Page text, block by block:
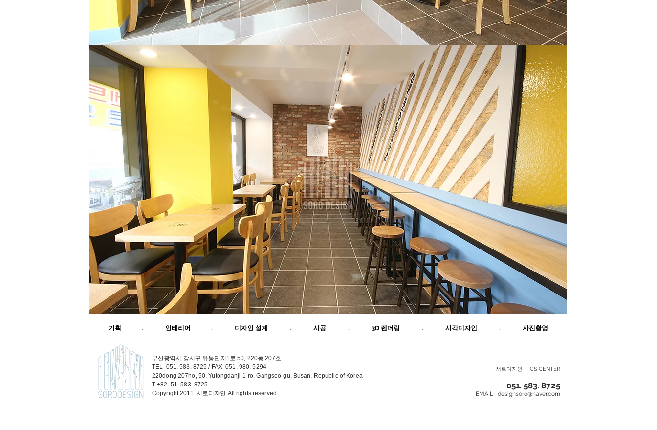
부산광역시 강서구 유통단지1로 50, 220동 207호
TEL 051. 583. 8725 / FAX 051. 980. 5294
220dong 207ho, 50, Yutongdanji 1-ro, Gangseo-gu, Busan, Republic of Korea
T+82. 51. 583. 8725
Copyright 2011. 서로디자인 All rights reserved.
서로디자인 CS CENTER
051. 583. 8725
EMAIL_ designsoro@naver.com
기획 . 인테리어 . 디자인 설계 . 시공 . 3D 렌더링 . 시각디자인 . 사진촬영